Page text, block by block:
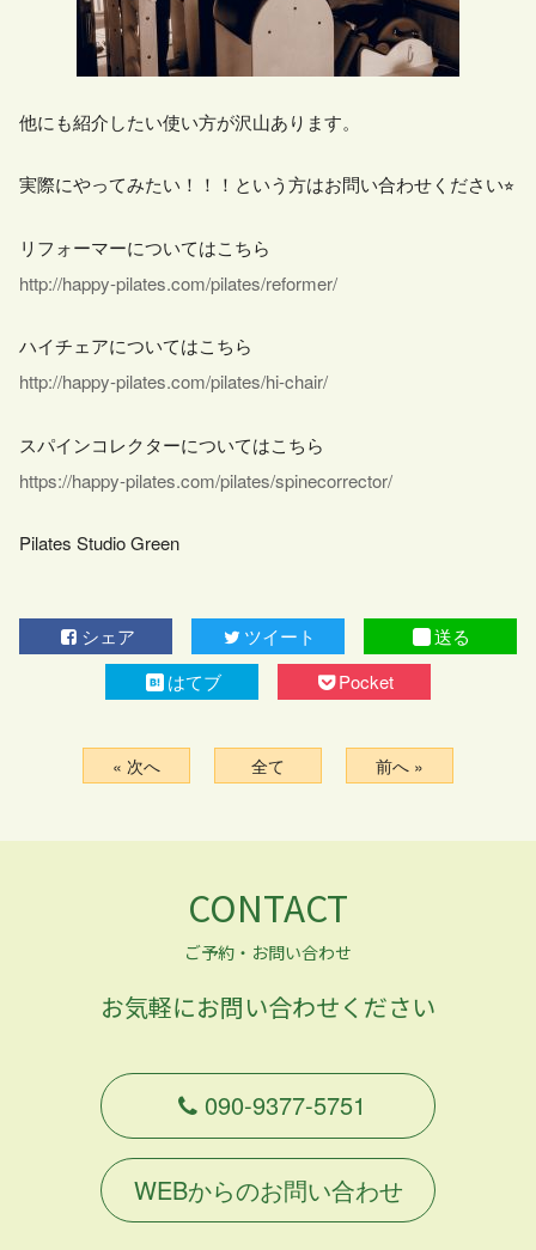
他にも紹介したい使い方が沢山あります。
実際にやってみたい！！！という方はお問い合わせください⭐︎
リフォーマーについてはこちら
http://happy-pilates.com/pilates/reformer/
ハイチェアについてはこちら
http://happy-pilates.com/pilates/hi-chair/ ‎
スパインコレクターについてはこちら
https://happy-pilates.com/pilates/spinecorrector/
Pilates Studio Green
シェア ツイート
送る
はてブ
Pocket
« 次へ 全て 前へ »
CONTACT
ご予約・お問い合わせ
お気軽にお問い合わせください
090-9377-5751
WEBからのお問い合わせ